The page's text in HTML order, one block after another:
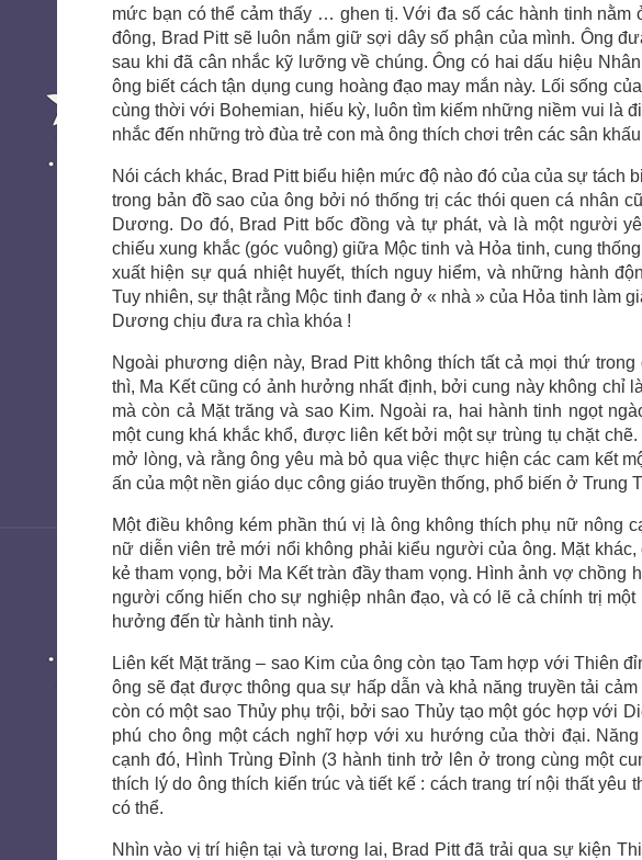
mức bạn có thể cảm thấy … ghen tị. Với đa số các hành tinh nằm
đông, Brad Pitt sẽ luôn nắm giữ sợi dây số phận của mình. Ông
sau khi đã cân nhắc kỹ lưỡng về chúng. Ông có hai dấu hiệu
ông biết cách tận dụng cung hoàng đạo may mắn này. Lối sống
cùng thời với Bohemian, hiếu kỳ, luôn tìm kiếm những niềm vui là
nhắc đến những trò đùa trẻ con mà ông thích chơi trên các sân
Nói cách khác, Brad Pitt biểu hiện mức độ nào đó của của sự tách
trong bản đồ sao của ông bởi nó thống trị các thói quen cá nhân
Dương. Do đó, Brad Pitt bốc đồng và tự phát, và là một người
chiếu xung khắc (góc vuông) giữa Mộc tinh và Hỏa tinh, cung
xuất hiện sự quá nhiệt huyết, thích nguy hiểm, và những hành
Tuy nhiên, sự thật rằng Mộc tinh đang ở « nhà » của Hỏa tinh làm
Dương chịu đưa ra chìa khóa !
Ngoài phương diện này, Brad Pitt không thích tất cả mọi thứ
thì, Ma Kết cũng có ảnh hưởng nhất định, bởi cung này không chỉ
mà còn cả Mặt trăng và sao Kim. Ngoài ra, hai hành tinh ngọt
một cung khá khắc khổ, được liên kết bởi một sự trùng tụ chặt
mở lòng, và rằng ông yêu mà bỏ qua việc thực hiện các cam kết
ấn của một nền giáo dục công giáo truyền thống, phổ biến ở
Một điều không kém phần thú vị là ông không thích phụ nữ nông
nữ diễn viên trẻ mới nổi không phải kiểu người của ông. Mặt
kẻ tham vọng, bởi Ma Kết tràn đầy tham vọng. Hình ảnh vợ chồng
người cống hiến cho sự nghiệp nhân đạo, và có lẽ cả chính trị
hưởng đến từ hành tinh này.
Liên kết Mặt trăng – sao Kim của ông còn tạo Tam hợp với Thiên
ông sẽ đạt được thông qua sự hấp dẫn và khả năng truyền tải
còn có một sao Thủy phụ trội, bởi sao Thủy tạo một góc hợp với
phú cho ông một cách nghĩ hợp với xu hướng của thời đại.
cạnh đó, Hình Trùng Đỉnh (3 hành tinh trở lên ở trong cùng một
thích lý do ông thích kiến trúc và tiết kế : cách trang trí nội thất yêu
có thể.
Nhìn vào vị trí hiện tại và tương lai, Brad Pitt đã trải qua sự kiện